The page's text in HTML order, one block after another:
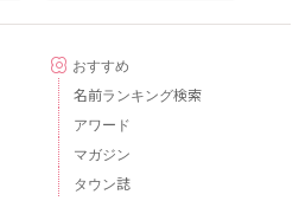
おすすめ
名前ランキング検索
アワード
マガジン
タウン誌